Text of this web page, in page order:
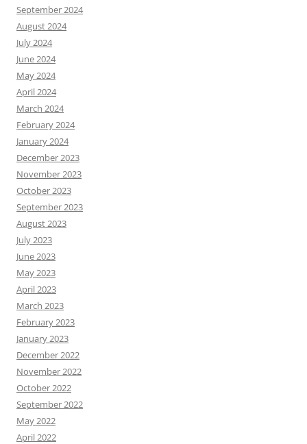
September 2024
August 2024
July 2024
June 2024
May 2024
April 2024
March 2024
February 2024
January 2024
December 2023
November 2023
October 2023
September 2023
August 2023
July 2023
June 2023
May 2023
April 2023
March 2023
February 2023
January 2023
December 2022
November 2022
October 2022
September 2022
May 2022
April 2022